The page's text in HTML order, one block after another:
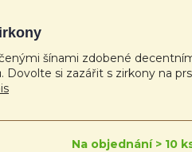
šínami zdobené
Dovolte si zazářit s zirkony na
Na objednání > 10